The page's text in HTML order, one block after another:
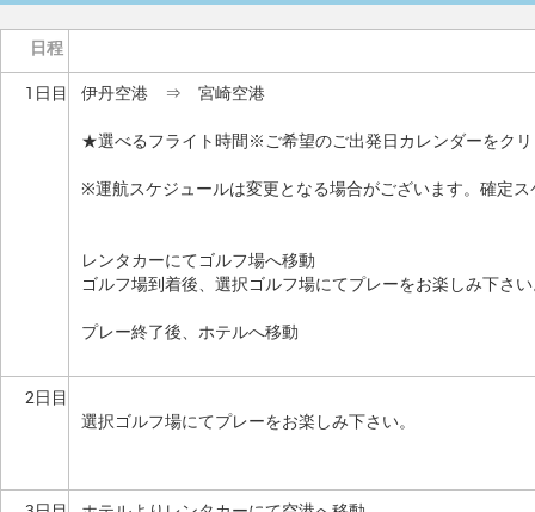
日程
1日目
伊丹空港 ⇒ 宮崎空港
★選べるフライト時間※ご希望のご出発日カレンダーをク
※運航スケジュールは変更となる場合がございます。確定
レンタカーにてゴルフ場へ移動
ゴルフ場到着後、選択ゴルフ場にてプレーをお楽しみ下さ
プレー終了後、ホテルへ移動
2日目
選択ゴルフ場にてプレーをお楽しみ下さい。